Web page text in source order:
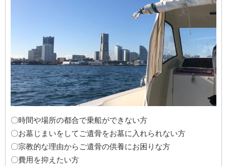
〇時間や場所の都合で乗船ができない方
〇お墓じまいをしてご遺骨をお墓に入れられない方
〇宗教的な理由からご遺骨の供養にお困りな方
〇費用を抑えたい方